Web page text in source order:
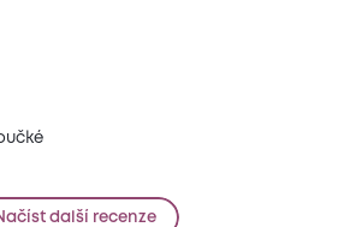
další recenze